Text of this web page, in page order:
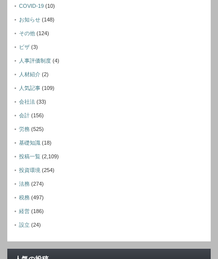
COVID-19 (10)
お知らせ (148)
その他 (124)
ビザ (3)
人事評価制度 (4)
人材紹介 (2)
人気記事 (109)
会社法 (33)
会計 (156)
労務 (525)
基礎知識 (18)
投稿一覧 (2,109)
投資環境 (254)
法務 (274)
税務 (497)
経営 (186)
設立 (24)